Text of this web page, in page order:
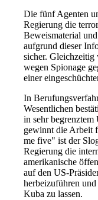
Die fünf Agenten
Regierung die
Beweismaterial
aufgrund dieser
sicher. Gleichzeitig
wegen Spionage
einer
In
Wesentlichen
in sehr
gewinnt die Arbeit
me five" ist der
Regierung die
amerikanische
auf den US-
herbeizuführen
Kuba zu lassen.